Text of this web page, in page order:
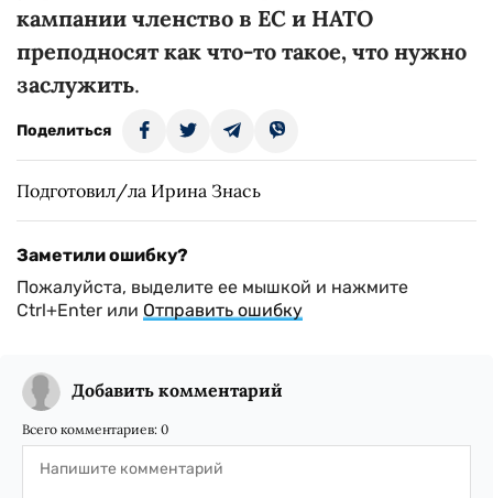
кампании членство в ЕС и НАТО
преподносят как что-то такое, что нужно
заслужить.
Поделиться
Подготовил/ла Ирина Знась
Заметили ошибку?
Пожалуйста, выделите ее мышкой и нажмите
Ctrl+Enter или Отправить ошибку
Добавить комментарий
Всего комментариев: 0